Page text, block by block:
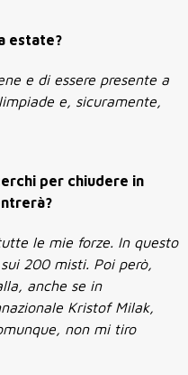
estate?
e di essere presente a
e, sicuramente,
per chiudere in
le mie forze. In questo
200 misti. Poi però,
anche se in
Kristof Milak,
non mi tiro